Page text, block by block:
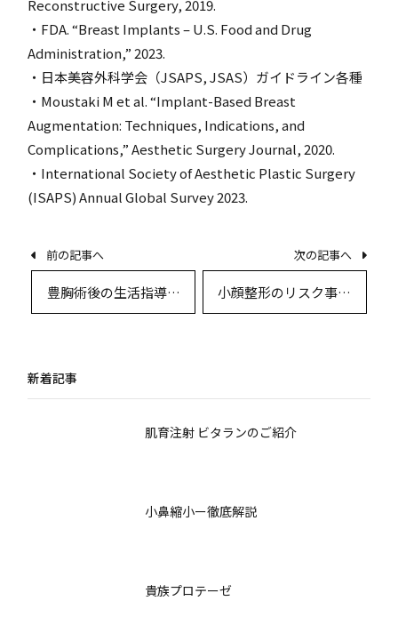
Reconstructive Surgery, 2019.
・FDA. “Breast Implants – U.S. Food and Drug
Administration,” 2023.
・日本美容外科学会（JSAPS, JSAS）ガイドライン各種
・Moustaki M et al. “Implant-Based Breast
Augmentation: Techniques, Indications, and
Complications,” Aesthetic Surgery Journal, 2020.
・International Society of Aesthetic Plastic Surgery
(ISAPS) Annual Global Survey 2023.
前の記事へ
豊胸術後の生活指導と
最適な術後ケアのすべ
次の記事へ
小顔整形のリスク事例
と安全な施術の選び方
新着記事
肌育注射 ビタランのご紹介
小鼻縮小ー徹底解説
貴族プロテーゼ